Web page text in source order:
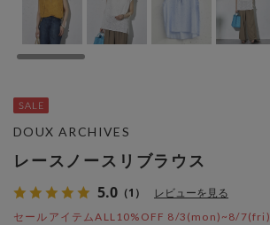
レースノースリブラウス
5.0 （1） レビューを見る
セールアイテムALL10%OFF 8/3(mon)~8/7(fri)
DOUX ARCHIVES